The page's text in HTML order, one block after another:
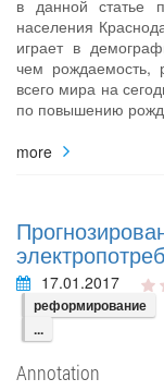
в данной статье
населения
играет в
чем рождаемость,
всего мира на
по повышению
more
17.01.2017
реформирование
...
Annotation